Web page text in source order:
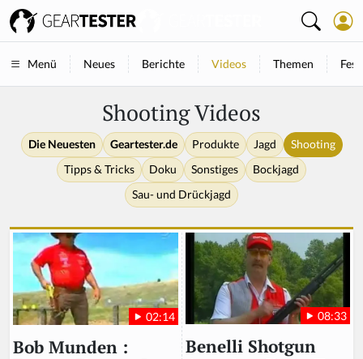
Menü Neues Berichte Videos Themen
Shooting Videos
Die Neuesten Geartester.de Produkte Jagd
Shooting
Tipps & Tricks
Doku Sonstiges
Bockjagd
Sau- und Drückjagd
02:14
Bob Munden :
08:33
Benelli Shotgun